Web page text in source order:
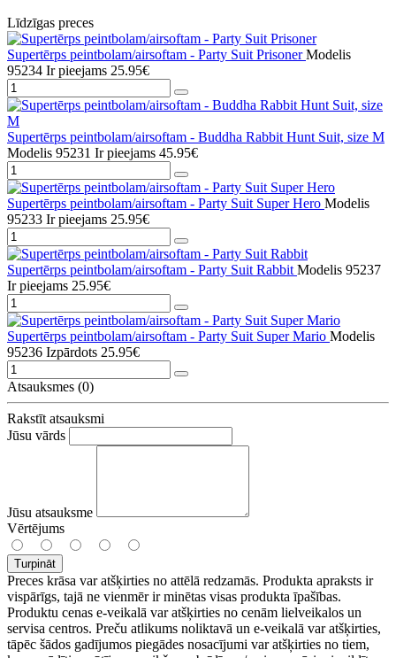
Līdzīgas preces
Supertērps peintbolam/airsoftam - Party Suit Prisoner Modelis
95234 Ir pieejams 25.95€
Supertērps peintbolam/airsoftam - Buddha Rabbit Hunt Suit, size M
Modelis 95231 Ir pieejams 45.95€
Supertērps peintbolam/airsoftam - Party Suit Super Hero Modelis
95233 Ir pieejams 25.95€
Supertērps peintbolam/airsoftam - Party Suit Rabbit Modelis 95237
Ir pieejams 25.95€
Supertērps peintbolam/airsoftam - Party Suit Super Mario Modelis
95236 Izpārdots 25.95€
Atsauksmes (0)
Rakstīt atsauksmi
Jūsu vārds
Jūsu atsauksme
Vērtējums
Turpināt
Preces krāsa var atšķirties no attēlā redzamās. Produkta apraksts ir
vispārīgs, tajā ne vienmēr ir minētas visas produkta īpašības.
Produktu cenas e-veikalā var atšķirties no cenām lielveikalos un
servisa centros. Preču atlikums noliktavā un e-veikalā var atšķirties,
tāpēc šādos gadījumos piegādes nosacījumi var atšķirties no tiem,